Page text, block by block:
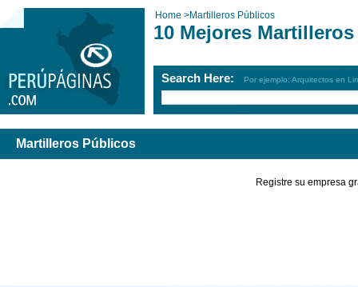
Home >Martilleros Públicos
10 Mejores
Search Here: Por ejemplo: Arquitectos en
Martilleros Públicos
Registre su empresa